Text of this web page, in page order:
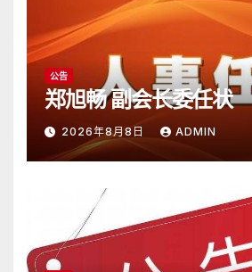
公告
郑旭畅 副会长委任状
2026年8月8日 ADMIN